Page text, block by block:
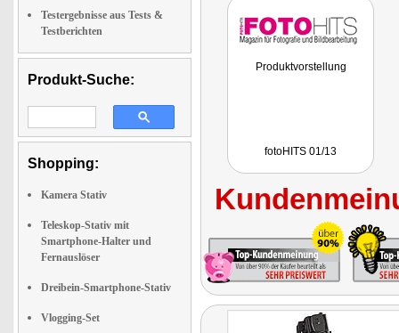
Testergebnisse aus Tests &
Testberichten
Produkt-Suche:
Shopping:
Kamera Stativ
Teleskop-Stativ mit
Smartphone-Halter und
Fernauslöser
Dreibein-Smartphone-Stativ
Vlogging-Set
Produktvorstellung
fotoHITS 01/13